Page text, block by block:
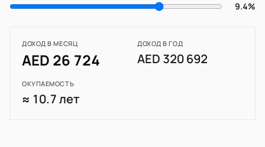
9.4%
ДОХОД В МЕСЯЦ
AED 26 724
ДОХОД В ГОД
AED 320 692
ОКУПАЕМОСТЬ
≈ 10.7 лет